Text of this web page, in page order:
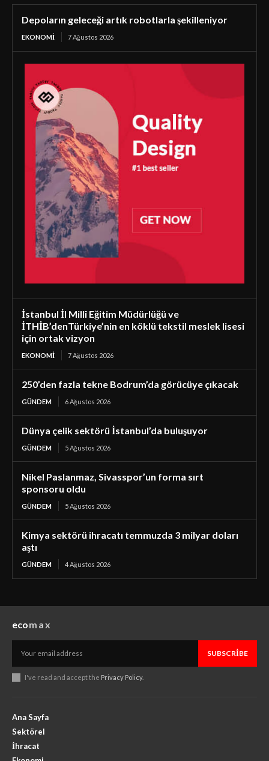
Depoların geleceği artık robotlarla şekilleniyor
EKONOMI 7 Ağustos 2026
İstanbul İl Millî Eğitim Müdürlüğü ve
İTHİB’denTürkiye’nin en köklü tekstil meslek lisesi
için ortak vizyon
EKONOMI 7 Ağustos 2026
250’den fazla tekne Bodrum’da görücüye çıkacak
GÜNDEM 6 Ağustos 2026
Dünya çelik sektörü İstanbul’da buluşuyor
GÜNDEM 5 Ağustos 2026
Nikel Paslanmaz, Sivasspor’un forma sırt
sponsoru oldu
GÜNDEM 5 Ağustos 2026
Kimya sektörü ihracatı temmuzda 3 milyar doları
aştı
GÜNDEM 4 Ağustos 2026
ecomax
SUBSCRIBE
I've read and accept the Privacy Policy.
Ana Sayfa
Sektörel
İhracat